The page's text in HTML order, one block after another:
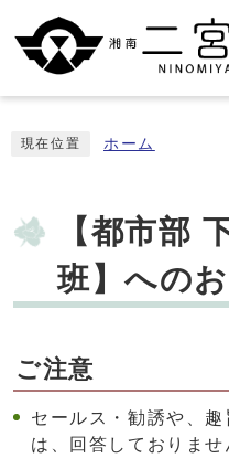
現在位置 ホーム
【都市部
班】への
ご注意
セールス・勧誘や、
は、回答しておりませ